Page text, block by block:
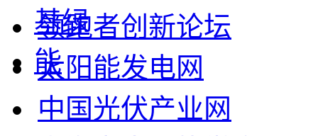
领跑者创新论坛
太阳能发电网
中国光伏产业网